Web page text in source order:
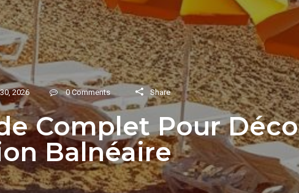
2026 0 Comments Share
Complet Pour
Balnéaire